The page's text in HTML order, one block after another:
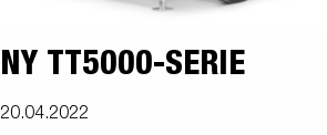
NY TT5000-SERIE
20.04.2022